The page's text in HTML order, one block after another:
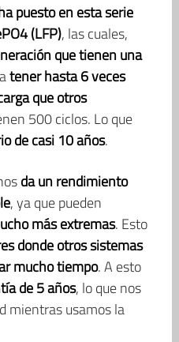
puesto en esta serie
(LFP), las cuales,
que tienen una
tener hasta 6 veces
que otros
500 ciclos. Lo que
de casi 10 años.
da un rendimiento
, ya que pueden
más extremas. Esto
donde otros sistemas
mucho tiempo. A esto
de 5 años, lo que nos
mientras usamos la